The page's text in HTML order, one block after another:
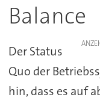
Balance
Der Status
Quo der
hin, dass es auf